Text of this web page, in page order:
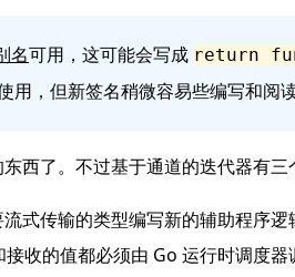
名可用，这可能会写成 return
用，但新签名稍微容易些编写和阅
西了。不过基于通道的迭代器有三
式传输的类型编写新的辅助程序逻
收的值都必须由 Go 运行时调度器